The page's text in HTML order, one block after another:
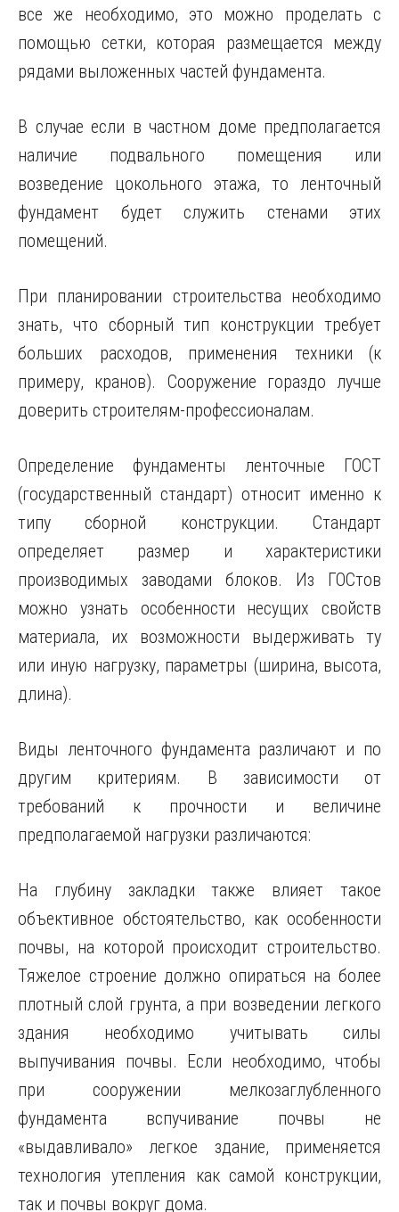
все же необходимо, это можно проделать с
помощью сетки, которая размещается между
рядами выложенных частей фундамента.
В случае если в частном доме предполагается
наличие подвального помещения или
возведение цокольного этажа, то ленточный
фундамент будет служить стенами этих
помещений.
При планировании строительства необходимо
знать, что сборный тип конструкции требует
больших расходов, применения техники (к
примеру, кранов). Сооружение гораздо лучше
доверить строителям-профессионалам.
Определение фундаменты ленточные ГОСТ
(государственный стандарт) относит именно к
типу сборной конструкции. Стандарт
определяет размер и характеристики
производимых заводами блоков. Из ГОСтов
можно узнать особенности несущих свойств
материала, их возможности выдерживать ту
или иную нагрузку, параметры (ширина, высота,
длина).
Виды ленточного фундамента различают и по
другим критериям. В зависимости от
требований к прочности и величине
предполагаемой нагрузки различаются:
На глубину закладки также влияет такое
объективное обстоятельство, как особенности
почвы, на которой происходит строительство.
Тяжелое строение должно опираться на более
плотный слой грунта, а при возведении легкого
здания необходимо учитывать силы
выпучивания почвы. Если необходимо, чтобы
при сооружении мелкозаглубленного
фундамента вспучивание почвы не
«выдавливало» легкое здание, применяется
технология утепления как самой конструкции,
так и почвы вокруг дома.